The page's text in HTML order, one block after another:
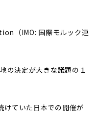
（IMO: 国際モルック連
の決定が大きな議題の１
けていた日本での開催が